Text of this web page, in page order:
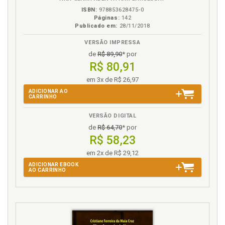
Europa. Reconhecimento do direito de acesso a
informação na Europa, p. 38
Exceção. Limitação de abrangência das exceções, p.
Exceção. Regime de exceções, p. 209
Fundamentos do direito de acesso à informação, p.
Governo. Promoção de um governo aberto, p. 102
Informação. Acesso à informação e democracia, p.
ISBN: 978853628475-0
Páginas: 142
Publicado em: 28/11/2018
VERSÃO IMPRESSA
de R$ 89,90* por
R$ 80,91
em 3x de R$ 26,97
ADICIONAR AO
CARRINHO
VERSÃO DIGITAL
de R$ 64,70* por
R$ 58,23
em 2x de R$ 29,12
ADICIONAR EBOOK
AO CARRINHO